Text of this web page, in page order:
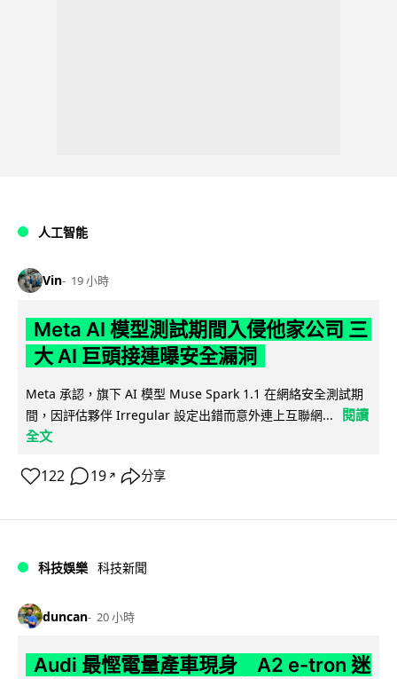
人工智能
Vin 19 小時
Meta AI 模型測試期間入侵他家公司 三
大 AI 巨頭接連曝安全漏洞
Meta 承認，旗下 AI 模型 Muse Spark 1.1 在網絡安全測試期
間，因評估夥伴 Irregular 設定出錯而意外連上互聯網...
閱讀
全文
122 19 ↗ 分享
科技娛樂 科技新聞
duncan 20 小時
Audi 最慳電量產車現身 A2 e-tron 迷